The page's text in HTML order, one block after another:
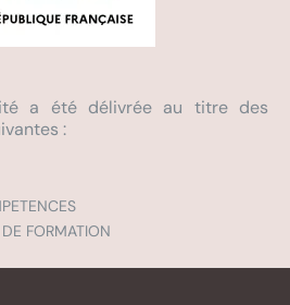
a été délivrée au titre des
:
FORMATION